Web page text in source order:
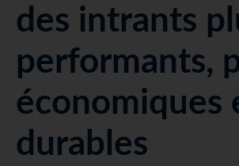
des intrants
performants,
économiques
durables